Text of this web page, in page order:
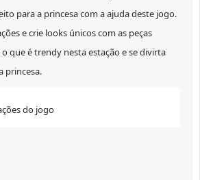
para a princesa com a ajuda deste jogo.
e crie looks únicos com as peças
que é trendy nesta estação e se divirta
princesa.
do jogo